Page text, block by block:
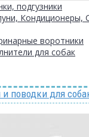
подгузники
Кондиционеры,
воротники
для собак
поводки для